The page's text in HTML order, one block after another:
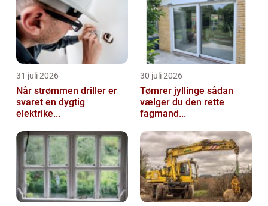
31 juli 2026
Når strømmen driller er
svaret en dygtig
elektrike...
30 juli 2026
Tømrer jyllinge sådan
vælger du den rette
fagmand...